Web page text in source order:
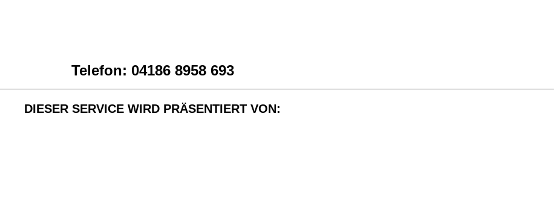
Telefon: 04186 8958 693
DIESER SERVICE WIRD PRÄSENTIERT VON: